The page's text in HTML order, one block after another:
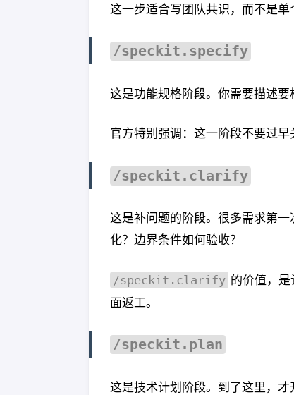
这一步适合写团队共识，而不是单
/speckit.specify
这是功能规格阶段。你需要描述要
官方特别强调：这一阶段不要过早
/speckit.clarify
这是补问题的阶段。很多需求第
化？边界条件如何验收？
/speckit.clarify 的价值，
面返工。
/speckit.plan
这是技术计划阶段。到了这里，才